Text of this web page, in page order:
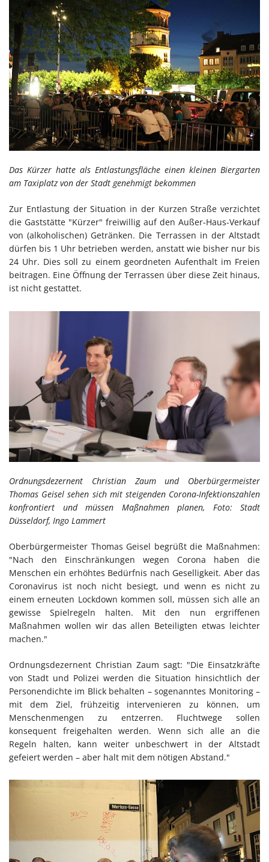
Das Kürzer hatte als Entlastungsfläche einen kleinen Biergarten
am Taxiplatz von der Stadt genehmigt bekommen
Zur Entlastung der Situation in der Kurzen Straße verzichtet
die Gaststätte "Kürzer" freiwillig auf den Außer-Haus-Verkauf
von (alkoholischen) Getränken. Die Terrassen in der Altstadt
dürfen bis 1 Uhr betrieben werden, anstatt wie bisher nur bis
24 Uhr. Dies soll zu einem geordneten Aufenthalt im Freien
beitragen. Eine Öffnung der Terrassen über diese Zeit hinaus,
ist nicht gestattet.
Ordnungsdezernent Christian Zaum und Oberbürgermeister
Thomas Geisel sehen sich mit steigenden Corona-Infektionszahlen
konfrontiert und müssen Maßnahmen planen, Foto: Stadt
Düsseldorf, Ingo Lammert
Oberbürgermeister Thomas Geisel begrüßt die Maßnahmen:
"Nach den Einschränkungen wegen Corona haben die
Menschen ein erhöhtes Bedürfnis nach Geselligkeit. Aber das
Coronavirus ist noch nicht besiegt, und wenn es nicht zu
einem erneuten Lockdown kommen soll, müssen sich alle an
gewisse Spielregeln halten. Mit den nun ergriffenen
Maßnahmen wollen wir das allen Beteiligten etwas leichter
machen."
Ordnungsdezernent Christian Zaum sagt: "Die Einsatzkräfte
von Stadt und Polizei werden die Situation hinsichtlich der
Personendichte im Blick behalten – sogenanntes Monitoring –
mit dem Ziel, frühzeitig intervenieren zu können, um
Menschenmengen zu entzerren. Fluchtwege sollen
konsequent freigehalten werden. Wenn sich alle an die
Regeln halten, kann weiter unbeschwert in der Altstadt
gefeiert werden – aber halt mit dem nötigen Abstand."